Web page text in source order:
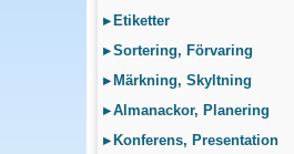
▸ Etiketter
▸Sortering, Förvaring
▸ Märkning, Skyltning
▸Almanackor, Planering
▸ Konferens, Presentation